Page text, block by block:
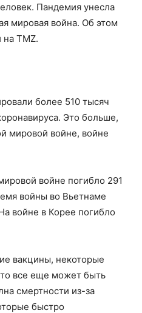
Пандемия унесла
мировая война. Об этом
на TMZ.
более 510 тысяч
Это больше,
мировой войне, войне
войне погибло 291
войны во Вьетнаме
войне в Корее погибло
вакцины, некоторые
все еще может быть
смертности из-за
быстро